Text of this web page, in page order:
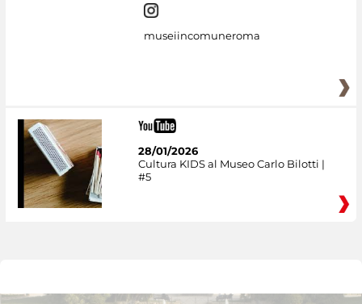
museiincomuneroma
28/01/2026
Cultura KIDS al Museo Carlo Bilotti |
#5